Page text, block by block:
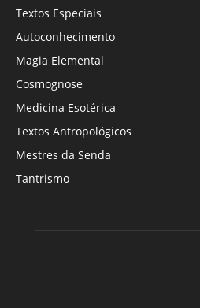
Textos Especiais
Autoconhecimento
Magia Elemental
Cosmognose
Medicina Esotérica
Textos Antropológicos
Mestres da Senda
Tantrismo